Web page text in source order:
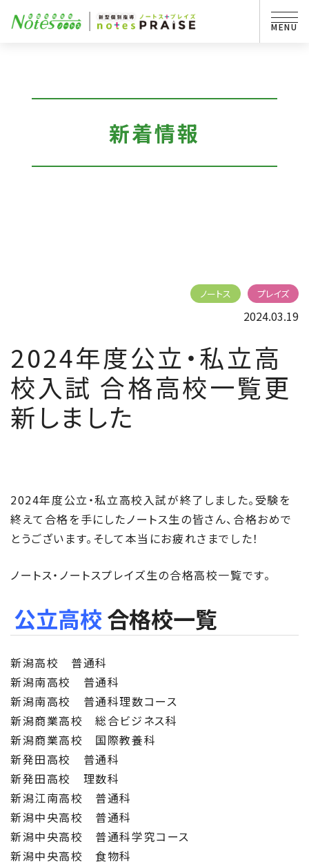
新着情報
ノートス プレイズ
2024.03.19
2024年度公立・私立高
校入試 合格高校一覧更
新しました
2024年度公立・私立高校入試が終了しました。受験を
終えて合格を手にしたノートス生の皆さん、合格おめで
とうございます。そして本当にお疲れさまでした！
ノートス・ノートスプレイズ生の合格高校一覧です。
公立高校合格校一覧
新潟高校 普通科
新潟南高校 普通科
新潟南高校 普通科理数コース
新潟商業高校 総合ビジネス科
新潟商業高校 国際教養科
新発田高校 普通科
新発田高校 理数科
新潟江南高校 普通科
新潟中央高校 普通科
新潟中央高校 普通科学究コース
新潟中央高校 食物科